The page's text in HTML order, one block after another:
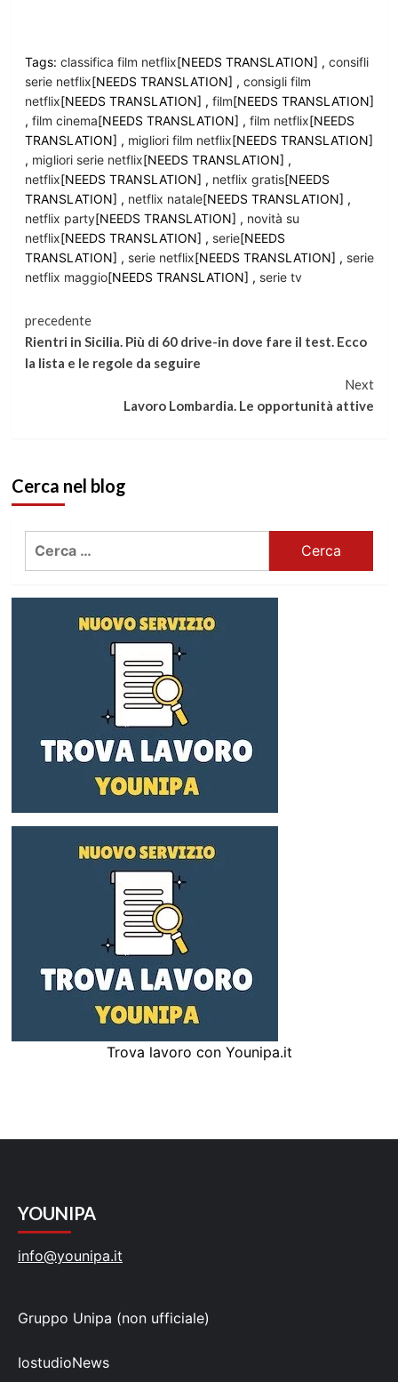
Tags: classifica film netflix[NEEDS TRANSLATION] , consifli
serie netflix[NEEDS TRANSLATION] , consigli film
netflix[NEEDS TRANSLATION] , film[NEEDS TRANSLATION]
, film cinema[NEEDS TRANSLATION] , film netflix[NEEDS
TRANSLATION] , migliori film netflix[NEEDS TRANSLATION]
, migliori serie netflix[NEEDS TRANSLATION] ,
netflix[NEEDS TRANSLATION] , netflix gratis[NEEDS
TRANSLATION] , netflix natale[NEEDS TRANSLATION] ,
netflix party[NEEDS TRANSLATION] , novità su
netflix[NEEDS TRANSLATION] , serie[NEEDS
TRANSLATION] , serie netflix[NEEDS TRANSLATION] , serie
netflix maggio[NEEDS TRANSLATION] , serie tv
Continua
a
precedente
Rientri in Sicilia. Più di 60 drive-in dove fare il test. Ecco
la lista e le regole da seguire
Next
Lavoro Lombardia. Le opportunità attive
Cerca nel blog
Trova lavoro con Younipa.it
YOUNIPA
info@younipa.it
Gruppo Unipa (non ufficiale)
IostudioNews